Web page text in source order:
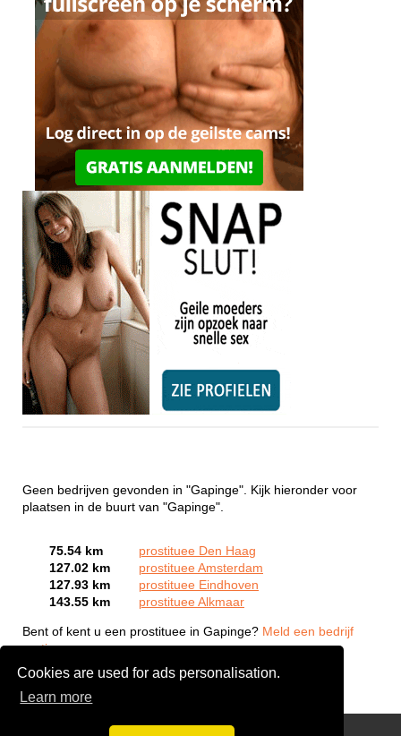
Cookies are used for ads personalisation.
Learn more
Geen bedrijven gevonden in "Gapinge". Kijk hieronder voor
plaatsen in de buurt van "Gapinge".
75.54 km
prostituee Den Haag
127.02 km
prostituee Amsterdam
127.93 km
prostituee Eindhoven
143.55 km
prostituee Alkmaar
Bent of kent u een prostituee in Gapinge? Meld een bedrijf
gratis aan